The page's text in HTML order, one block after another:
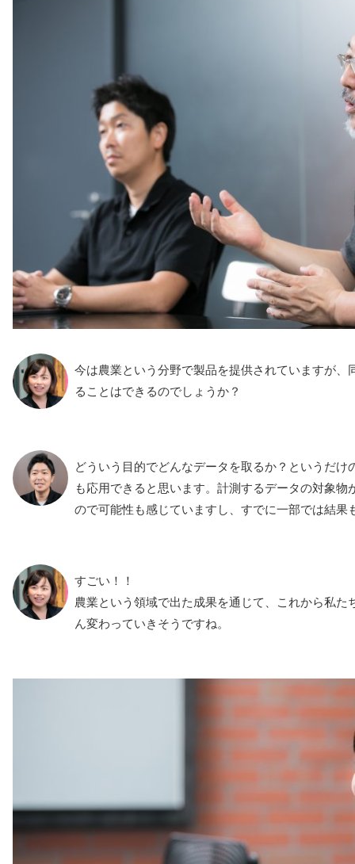
今は農業という分野で製品を提供されていますが、
ることはできるのでしょうか？
どういう目的でどんなデータを取るか？というだけ
も応用できると思います。計測するデータの対象物
ので可能性も感じていますし、すでに一部では結果
すごい！！
農業という領域で出た成果を通じて、これから私た
ん変わっていきそうですね。